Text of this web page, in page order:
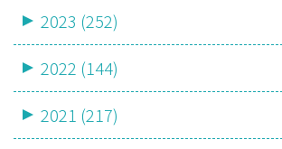
2023 (252)
2022 (144)
2021 (217)